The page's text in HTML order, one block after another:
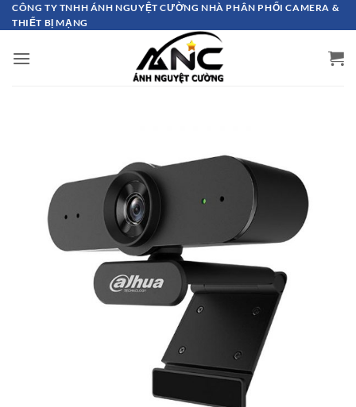
Bỏ
qua
dung
CÔNG TY TNHH ÁNH NGUYỆT CƯỜNG NHÀ PHÂN PHỐI CAMERA &
THIẾT BỊ MẠNG